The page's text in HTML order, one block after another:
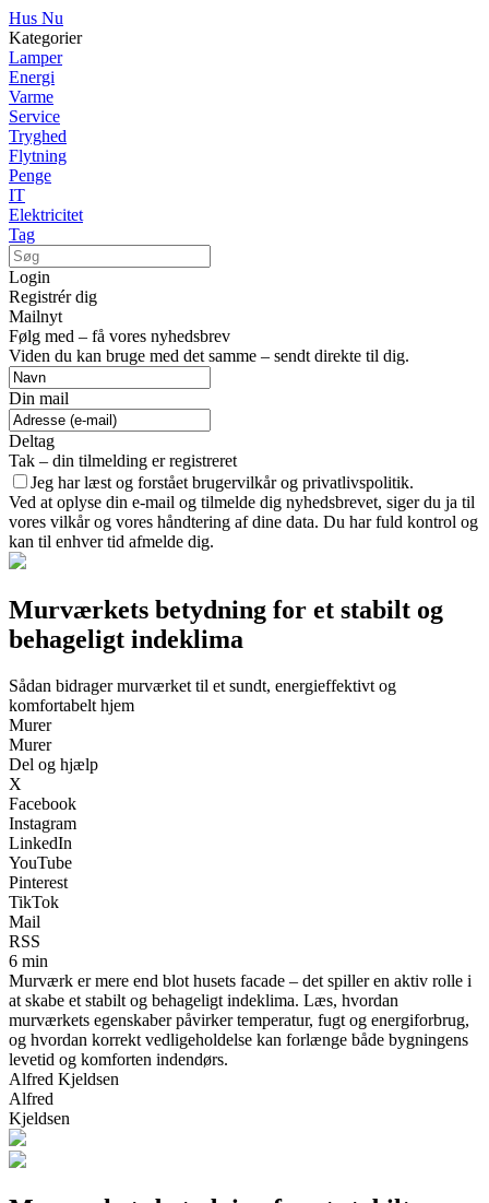
Hus Nu
Kategorier
Lamper
Energi
Varme
Service
Tryghed
Flytning
Penge
IT
Elektricitet
Tag
Login
Registrér dig
Mailnyt
Følg med – få vores nyhedsbrev
Viden du kan bruge med det samme – sendt direkte til dig.
Din mail
Deltag
Tak – din tilmelding er registreret
Jeg har læst og forstået brugervilkår og privatlivspolitik.
Ved at oplyse din e-mail og tilmelde dig nyhedsbrevet, siger du ja til
vores vilkår og vores håndtering af dine data. Du har fuld kontrol og
kan til enhver tid afmelde dig.
Murværkets betydning for et stabilt og
behageligt indeklima
Sådan bidrager murværket til et sundt, energieffektivt og
komfortabelt hjem
Murer
Murer
Del og hjælp
X
Facebook
Instagram
LinkedIn
YouTube
Pinterest
TikTok
Mail
RSS
6 min
Murværk er mere end blot husets facade – det spiller en aktiv rolle i
at skabe et stabilt og behageligt indeklima. Læs, hvordan
murværkets egenskaber påvirker temperatur, fugt og energiforbrug,
og hvordan korrekt vedligeholdelse kan forlænge både bygningens
levetid og komforten indendørs.
Alfred Kjeldsen
Alfred
Kjeldsen